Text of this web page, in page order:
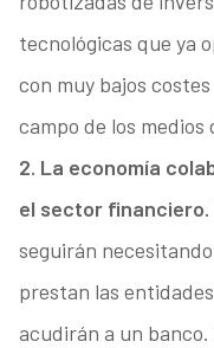
tecnológicas que ya
con muy bajos
campo de los medios
2. La economía
el sector financiero.
seguirán
prestan las
acudirán a un banco.